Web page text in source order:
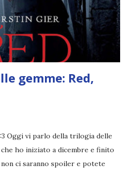
trasgry. Oppure tutti i personaggi
lettori, fatto sta che io non ho mai
gemme: Red,
Oggi vi parlo della trilogia delle
ho iniziato a dicembre e finito
ci saranno spoiler e potete